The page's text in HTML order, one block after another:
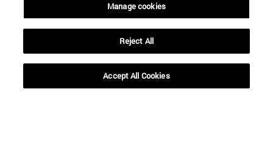
Biblioteca(abre en nueva ventana)
(abre en nueva ventana)
Aula virtual ADI(abre en nueva ventana)
Búsqueda de personas (abre en nueva ventana)
Trabaja con nosotros(abre en nueva ventana)
Manage cookies
Reject All
Accept All Cookies